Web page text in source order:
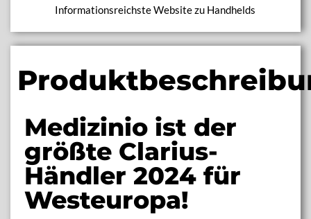
Informationsreichste Website zu Handhelds
Medizinio ist der
größte Clarius-
Händler 2024 für
Westeuropa!